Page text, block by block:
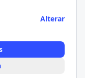
Alterar